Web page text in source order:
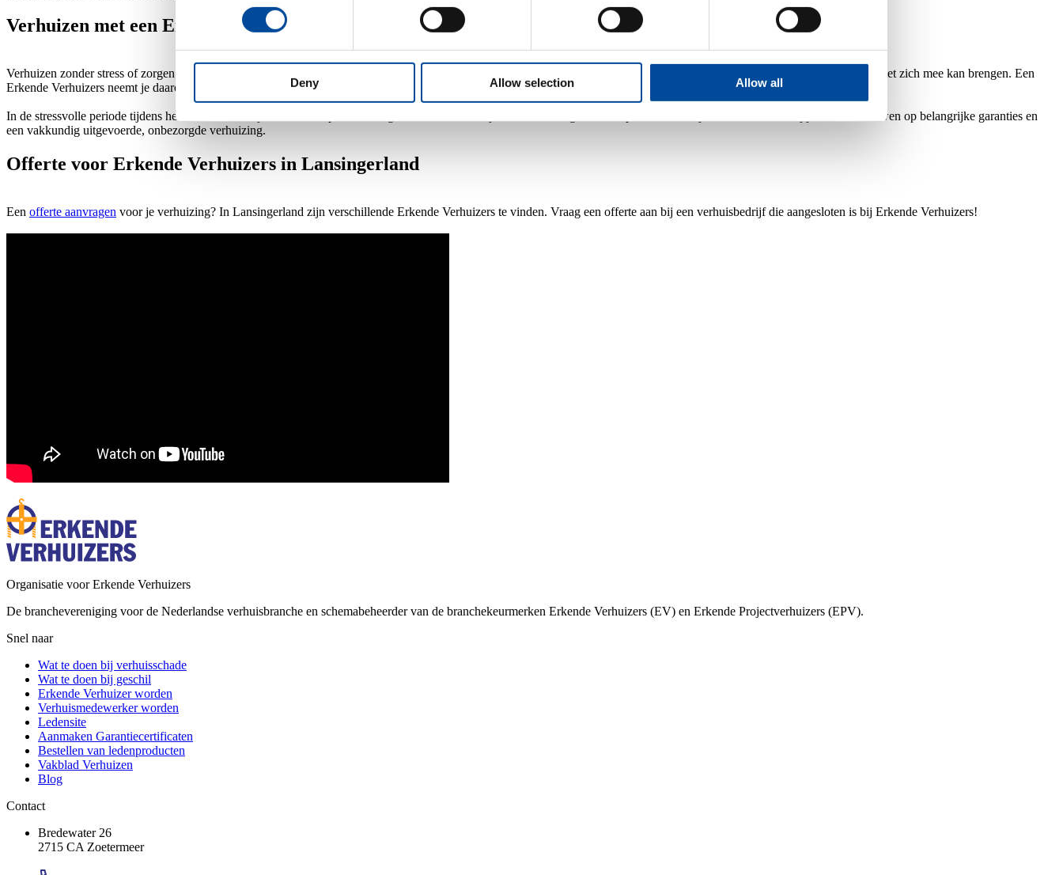
Deny Allow selection Allow all
Verhuizen met een Erkende Verhuizer
Verhuizen zonder stress of zorgen, dat is waar een verhuisspecialist van Erkende Verhuizers voor staat. We snappen dat verhuizen een ingrijpende gebeurtenis is die veel stress met zich mee kan brengen. Een
Erkende Verhuizers neemt je daarom zoveel mogelijk uit handen en maakt goede afspraken. Ook bij hetverhuizen van je piano kunnen wij je ontzorgen.
In de stressvolle periode tijdens het verhuizen kun je wel wat hulp en advies gebruiken. Vriendelijke en vakkundige verhuisspecialisten die je adviseren. Waarbij je kunt vertrouwen op belangrijke garanties en
een vakkundig uitgevoerde, onbezorgde verhuizing.
Offerte voor Erkende Verhuizers in Lansingerland
Een offerte aanvragen voor je verhuizing? In Lansingerland zijn verschillende Erkende Verhuizers te vinden. Vraag een offerte aan bij een verhuisbedrijf die aangesloten is bij Erkende Verhuizers!
Organisatie voor Erkende Verhuizers
De branchevereniging voor de Nederlandse verhuisbranche en schemabeheerder van de branchekeurmerken Erkende Verhuizers (EV) en Erkende Projectverhuizers (EPV).
Snel naar
Wat te doen bij verhuisschade
Wat te doen bij geschil
Erkende Verhuizer worden
Verhuismedewerker worden
Ledensite
Aanmaken Garantiecertificaten
Bestellen van ledenproducten
Vakblad Verhuizen
Blog
Contact
Bredewater 26
2715 CA Zoetermeer